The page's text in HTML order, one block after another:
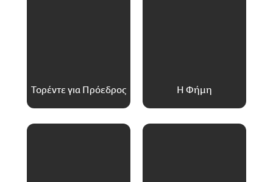
Τορέντε για Πρόεδρος Η Φήμη